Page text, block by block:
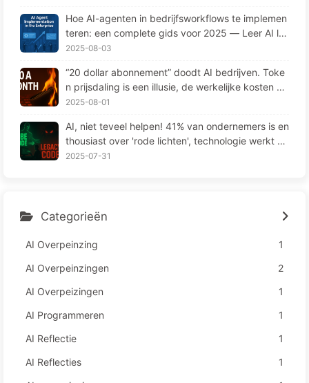
m leren AI169
Hoe AI-agenten in bedrijfsworkflows te implemen
teren: een complete gids voor 2025 — Leer AI la
ngzaamaan 166
2025-08-03
“20 dollar abonnement” doodt AI bedrijven. Toke
n prijsdaling is een illusie, de werkelijke kosten va
n AI zijn jouw hebzucht — Leer langzaam AI164
2025-08-01
AI, niet teveel helpen! 41% van ondernemers is en
thousiast over 'rode lichten', technologie werkt ni
et en medewerkers lijden meer – Leren over AI16
2025-07-31
Categorieën
AI Overpeinzing
1
AI Overpeinzingen
2
AI Overpeizingen
1
AI Programmeren
1
AI Reflectie
1
AI Reflecties
1